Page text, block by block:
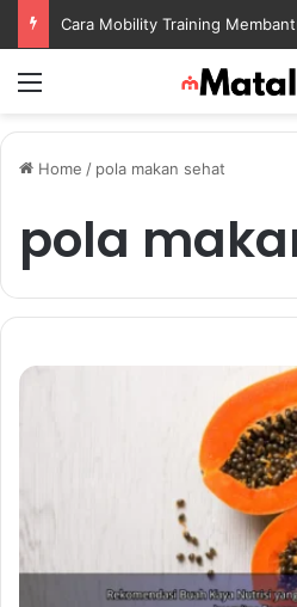
Home / pola makan sehat
pola